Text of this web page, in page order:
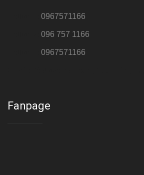
0967571166
096 757 1166
0967571166
Fanpage